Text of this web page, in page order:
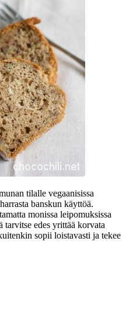
tilalle vegaanisissa
banskun käyttöä.
monissa leipomuksissa
tarvitse edes yrittää korvata
sopii loistavasti ja tekee